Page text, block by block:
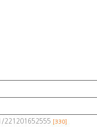
221201652555 [330]